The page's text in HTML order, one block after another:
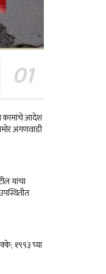
कामांचे आदेश
अंगणवाडी
यांचा
१९९३ च्या